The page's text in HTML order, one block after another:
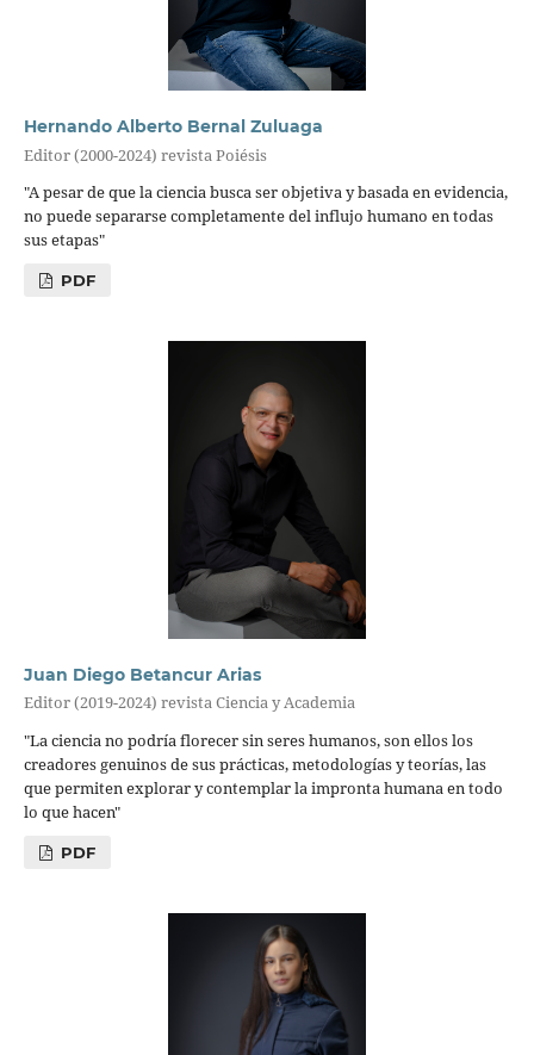
Hernando Alberto Bernal Zuluaga
Editor (2000-2024) revista Poiésis
"A pesar de que la ciencia busca ser objetiva y basada en evidencia,
no puede separarse completamente del influjo humano en todas
sus etapas"
PDF
Juan Diego Betancur Arias
Editor (2019-2024) revista Ciencia y Academia
"La ciencia no podría florecer sin seres humanos, son ellos los
creadores genuinos de sus prácticas, metodologías y teorías, las
que permiten explorar y contemplar la impronta humana en todo
lo que hacen"
PDF